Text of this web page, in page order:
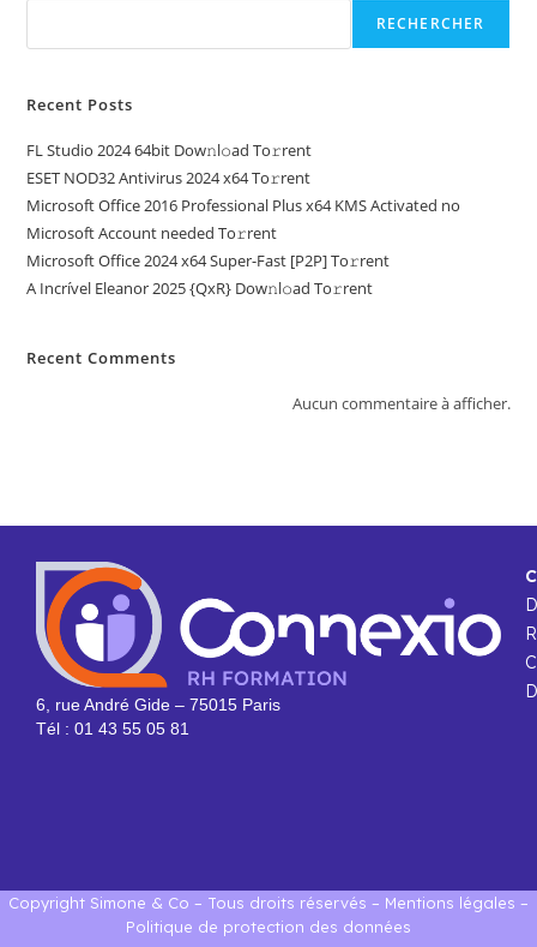
RECHERCHER
Recent Posts
FL Studio 2024 64bit Dow𝚗l𝚘ad To𝚛rent
ESET NOD32 Antivirus 2024 x64 To𝚛rent
Microsoft Office 2016 Professional Plus x64 KMS Activated no
Microsoft Account needed To𝚛rent
Microsoft Office 2024 x64 Super-Fast [P2P] To𝚛rent
A Incrível Eleanor 2025 {QxR} Dow𝚗l𝚘ad To𝚛rent
Recent Comments
Aucun commentaire à afficher.
6, rue André Gide – 75015 Paris
Tél : 01 43 55 05 81
Copyright Simone & Co – Tous droits réservés – Mentions légales –
Politique de protection des données